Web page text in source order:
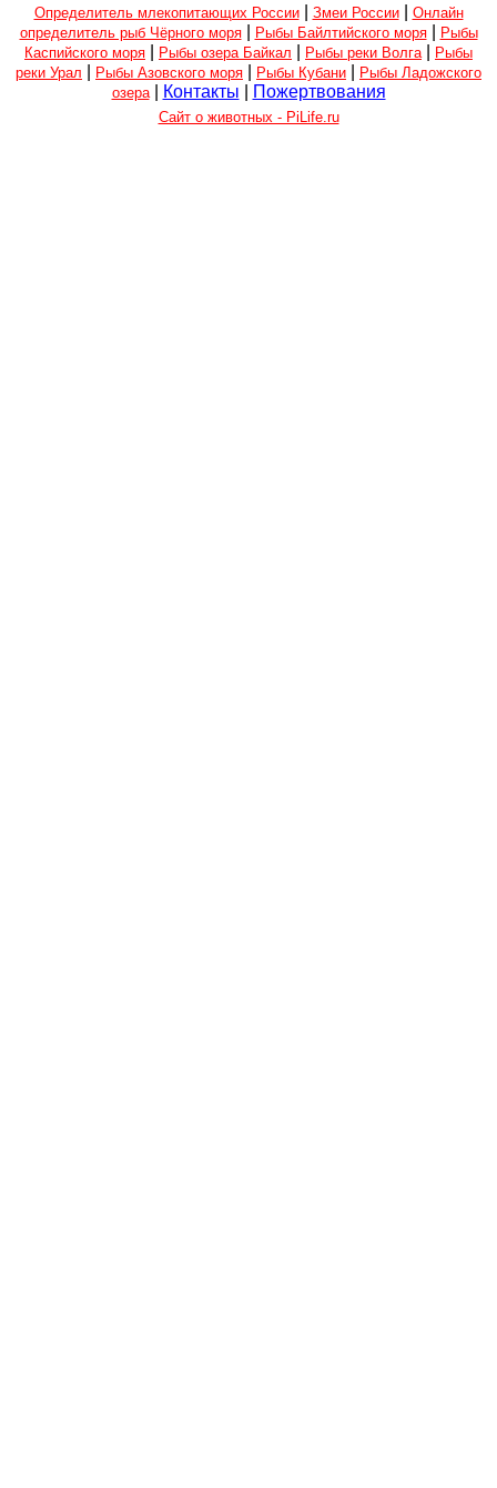
Определитель млекопитающих России| Змеи России| Онлайн
определитель рыб Чёрного моря| Рыбы Байлтийского моря|
Рыбы
Каспийского моря
Рыбы озера Байкал Рыбы реки Волга
Рыбы
реки Урал
Рыбы Азовского моря Рыбы Кубани
Рыбы Ладожского
озера| Контакты Пожертвования
Сайт о животных - PiLife.ru